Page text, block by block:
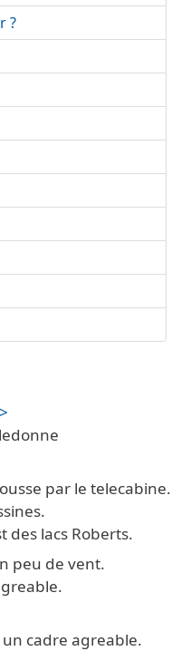
>
par le telecabine.
des lacs Roberts.
peu de vent.
cadre agreable.
?